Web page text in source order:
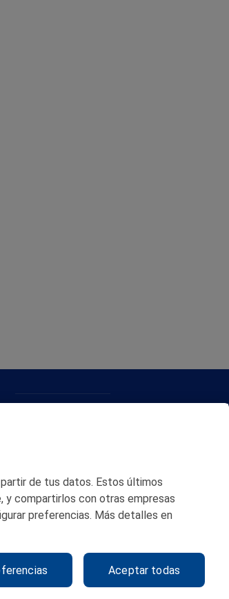
POLITICA DE COOKIES
de tus datos. Estos últimos
y compartirlos con otras empresas
preferencias. Más detalles en
Aceptar todas